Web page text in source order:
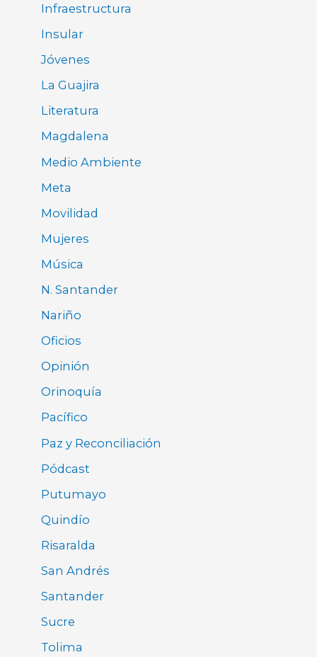
Infraestructura
Insular
Jóvenes
La Guajira
Literatura
Magdalena
Medio Ambiente
Meta
Movilidad
Mujeres
Música
N. Santander
Nariño
Oficios
Opinión
Orinoquía
Pacífico
Paz y Reconciliación
Pódcast
Putumayo
Quindío
Risaralda
San Andrés
Santander
Sucre
Tolima